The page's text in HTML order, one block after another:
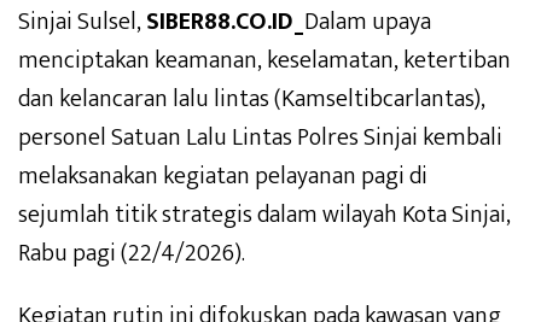
Sinjai Sulsel,SIBER88.CO.ID_Dalam upaya
menciptakan keamanan, keselamatan, ketertiban
dan kelancaran lalu lintas (Kamseltibcarlantas),
personel Satuan Lalu Lintas Polres Sinjai kembali
melaksanakan kegiatan pelayanan pagi di
sejumlah titik strategis dalam wilayah Kota Sinjai,
Rabu pagi (22/4/2026).